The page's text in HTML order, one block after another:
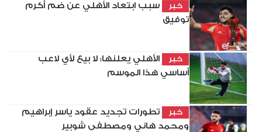
خبر
سبب ابتعاد الأهلي عن ضم أكرم
توفيق
خبر
الأهلي يعلنها: لا بيع لأي لاعب
أساسي هذا الموسم
خبر
تطورات تجديد عقود ياسر إبراهيم
ومحمد هاني ومصطفى شوبير